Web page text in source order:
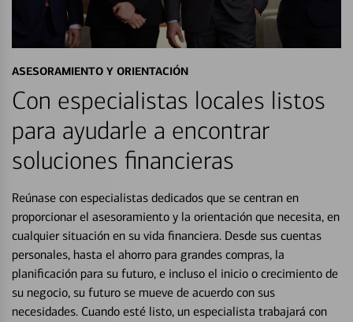
ASESORAMIENTO Y ORIENTACIÓN
Con especialistas locales listos
para ayudarle a encontrar
soluciones financieras
Reúnase con especialistas dedicados que se centran en
proporcionar el asesoramiento y la orientación que necesita, en
cualquier situación en su vida financiera. Desde sus cuentas
personales, hasta el ahorro para grandes compras, la
planificación para su futuro, e incluso el inicio o crecimiento de
su negocio, su futuro se mueve de acuerdo con sus
necesidades. Cuando esté listo, un especialista trabajará con